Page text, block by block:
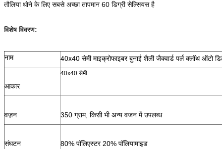
तौलिया धोने के लिए सबसे अच्छा तापमान 60 डिग्री सेल्सियस है
विशेष विवरण:
नाम 40x40 सेमी माइक्रोफाइबर बुनाई शैली जैक्वार्ड पर्ल क्लॉथ ऑटो
आकार
40x40 सेमी
वज़न 350 ग्राम, किसी भी अन्य वजन में उपलब्ध
संघटन 80% पॉलिएस्टर 20% पॉलियामाइड